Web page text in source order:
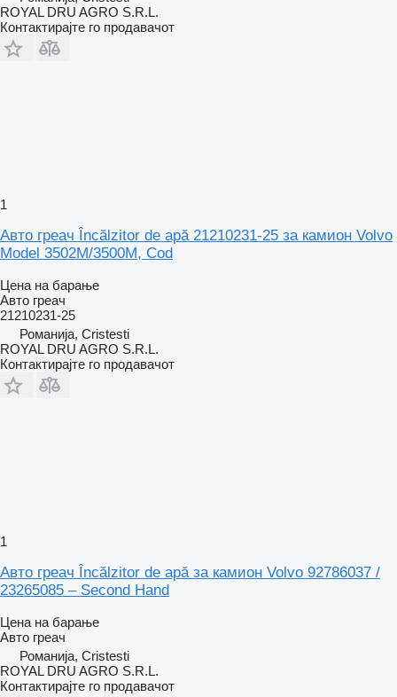
ROYAL DRU AGRO S.R.L.
Контактирајте го продавачот
1
Авто греач Încălzitor de apă 21210231-25 за камион Volvo
Model 3502M/3500M, Cod
Цена на барање
Авто греач
21210231-25
Романија, Cristesti
ROYAL DRU AGRO S.R.L.
Контактирајте го продавачот
1
Авто греач Încălzitor de apă за камион Volvo 92786037 /
23265085 – Second Hand
Цена на барање
Авто греач
Романија, Cristesti
ROYAL DRU AGRO S.R.L.
Контактирајте го продавачот